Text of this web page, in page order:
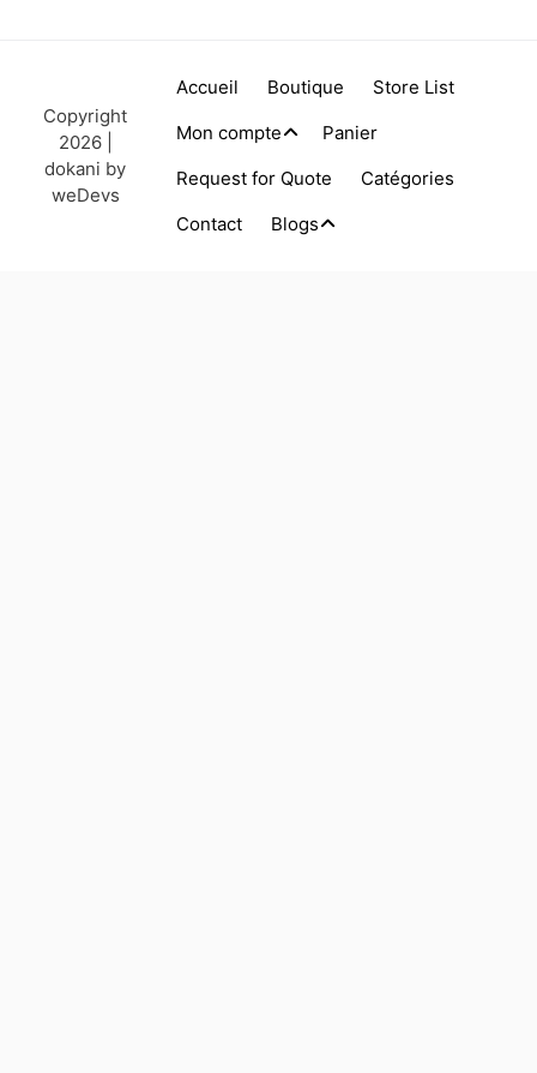
Copyright
2026 |
dokani by
weDevs
Accueil Boutique
Store List
Mon compte
Panier
Request for Quote
Catégories
Contact
Blogs